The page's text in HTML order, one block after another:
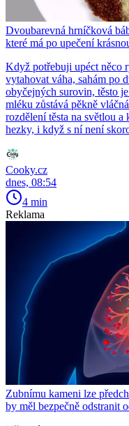
Dvoubarevná hrníčková
které má po upečení
Když potřebuji upéct něco
vytahovat váha, sahám po
obyčejných surovin, těsto
mléku zůstává pěkně
rozdělení těsta na světlou a
hezky, i když s ní není
Cooky.cz
dnes, 08:54
4 min
Reklama
Zubnímu kameni lze
by měl bezpečně odstranit